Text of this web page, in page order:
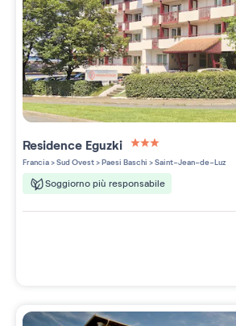
Residence Eguzki
3 étoiles sur 5
Francia>Sud Ovest>Paesi Baschi >Saint-Jean-de-Luz
Soggiorno più responsabile